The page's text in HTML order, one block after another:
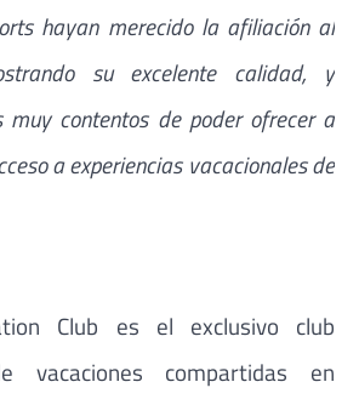
hayan merecido la afiliación al
su excelente calidad, y
muy contentos de poder ofrecer a
a experiencias vacacionales de
Club es el exclusivo club
vacaciones compartidas en